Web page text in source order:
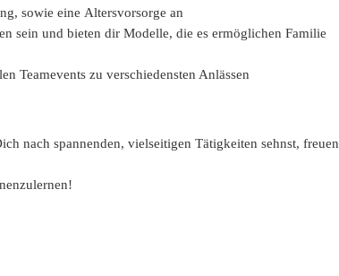
sowie eine Altersvorsorge an
sein und bieten dir Modelle, die es ermöglichen Familie
Teamevents zu verschiedensten Anlässen
nach spannenden, vielseitigen Tätigkeiten sehnst, freuen